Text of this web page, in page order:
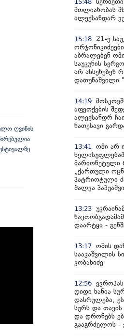
ღვინის
15:48
მთლიანობას
ალექსანდარ
15:18
21-ე
აბრალებენ
საუკუნის
არ ახსენებენ
დათუნაშვილი
14:19
აფეთქების
ალექსანდრ
ნათესავი
13:41
ომი არ
მარიონეტული
„ქართული
პატრიოტული
შალვა
13:23
დაარტყა -
13:17 ომის
სააკაშვილის
კობახიძე
12:56
დიდი ხანია
დასრულება,
სურს და თავის
და დრონებს
გააგრძელოს -